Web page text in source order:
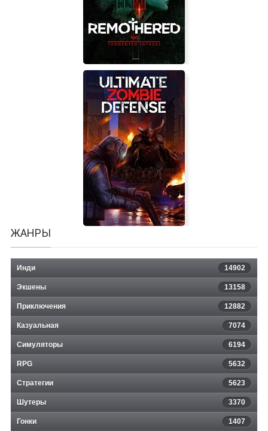
Escape First Alchemist
Remothered: Tormented Fathers
Ultimate Zombie Defense
ЖАНРЫ
Инди 14902
Экшены 13158
Приключения 12882
Казуальная 7074
Симуляторы 6194
RPG 5632
Стратегии 5623
Шутеры 3370
Гонки 1407